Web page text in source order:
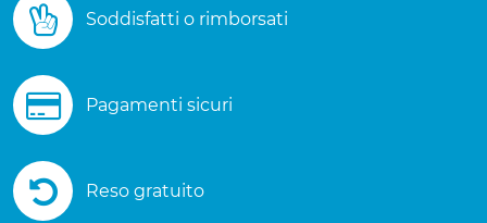
Soddisfatti o rimborsati
Pagamenti sicuri
Reso gratuito